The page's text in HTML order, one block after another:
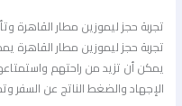
تجربة حجز ليموزين مطار القاهرة
تجربة حجز ليموزين مطار القاهرة
يمكن أن تزيد من راحتهم
الإجهاد والضغط الناتج عن السفر